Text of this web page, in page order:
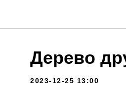
Дерево
2023-12-25 13:00